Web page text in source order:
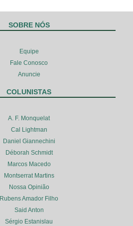
SOBRE NÓS
Equipe
Fale Conosco
Anuncie
COLUNISTAS
A. F. Monquelat
Cal Lightman
Daniel Giannechini
Déborah Schmidt
Marcos Macedo
Montserrat Martins
Nossa Opinião
Rubens Amador Filho
Said Anton
Sérgio Estanislau